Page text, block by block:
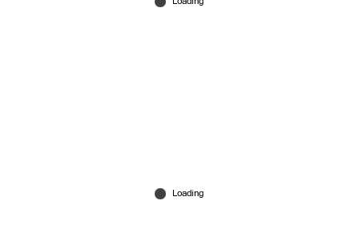
യഥാര്‍ഥ പേര് സുകുമാരക്കുറുപ്പല്ല; ‘ആദ്യം സ്വയം
കൊലപ്പെടുത്തി’; ക്രിമിനല്‍ ജീവിതം